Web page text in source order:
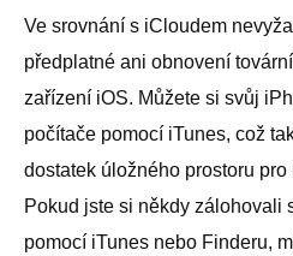
Ve srovnání s iCloudem
předplatné ani obnovení
zařízení iOS. Můžete si svůj
počítače pomocí iTunes, což
dostatek úložného prostoru
Pokud jste si někdy zálohovali
pomocí iTunes nebo Finderu,